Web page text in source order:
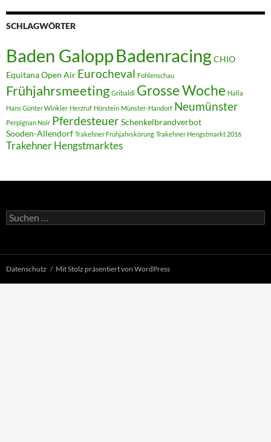
SCHLAGWÖRTER
Baden GaloppBadenracingCHIO
Equitana Open Air Eurocheval Fohlenschau
Frühjahrsmeeting Gribaldi Grosse Woche Halla
Hans Günter Winkler Herzruf Hörstein Münster-Handorf Neumünster
Perpignan Noir PferdesteuerSchenkelbrandverbot
Sooden-Allendorf Trakehner Frühjahrskörung Trakehner Hengstmarkt 2016
Trakehner Hengstmarktes
Suchen
nach:
Datenschutz Mit Stolz präsentiert von WordPress